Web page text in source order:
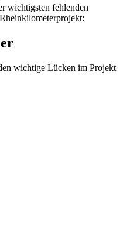
wichtigsten fehlenden
wichtige Lücken im Projekt